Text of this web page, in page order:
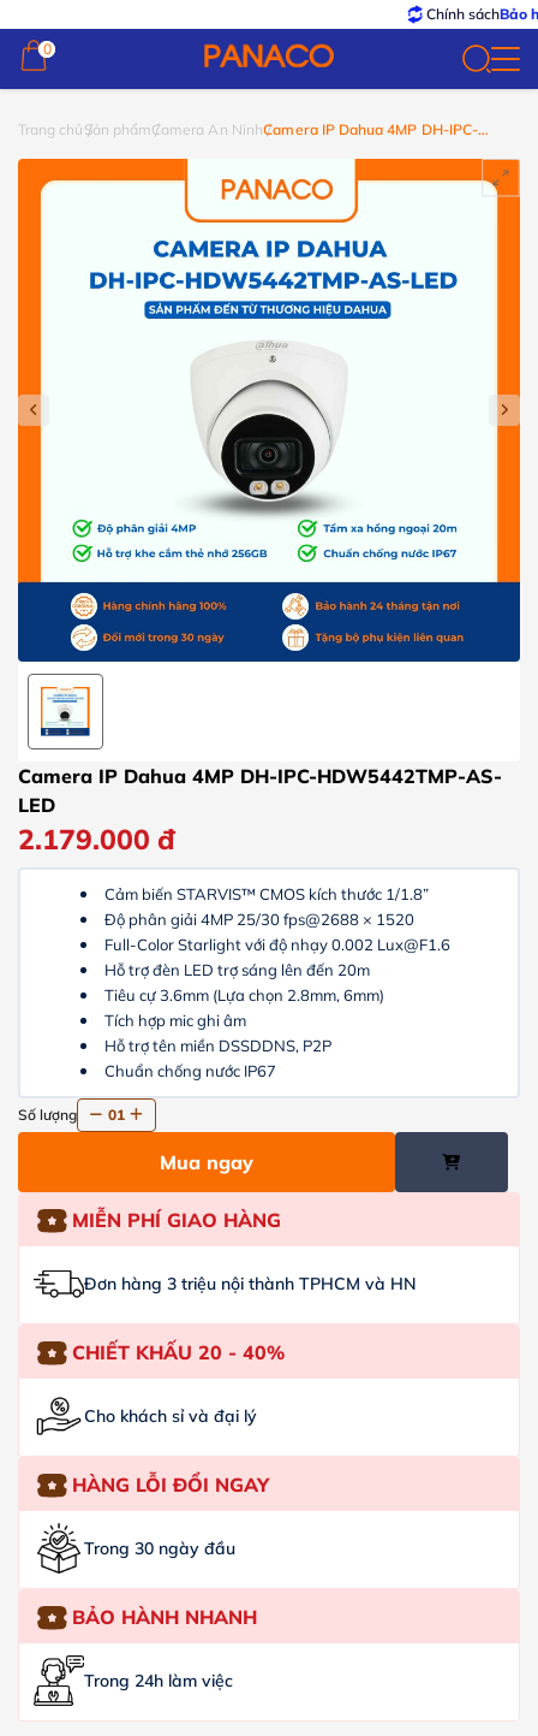
Chính sáchBảo hành –
0
0
Trang chủ Sản phẩmCamera An NinhCamera IP Dahua 4MP DH-IPC-
Camera IP Dahua 4MP DH-IPC-HDW5442TMP-AS-
LED
2.179.000 đ
Cảm biến STARVIS™ CMOS kích thước 1/1.8”
Độ phân giải 4MP 25/30 fps@2688 × 1520
Full-Color Starlight với độ nhạy 0.002 Lux@F1.6
Hỗ trợ đèn LED trợ sáng lên đến 20m
Tiêu cự 3.6mm (Lựa chọn 2.8mm, 6mm)
Tích hợp mic ghi âm
Hỗ trợ tên miền DSSDDNS, P2P
Chuẩn chống nước IP67
Số lượng 01
Mua ngay
MIỄN PHÍ GIAO HÀNG
Đơn hàng 3 triệu nội thành TPHCM và HN
CHIẾT KHẤU 20 - 40%
Cho khách sỉ và đại lý
HÀNG LỖI ĐỔI NGAY
Trong 30 ngày đầu
BẢO HÀNH NHANH
Trong 24h làm việc